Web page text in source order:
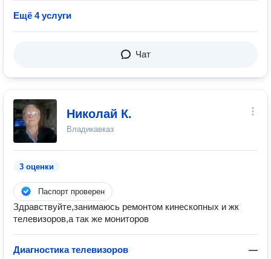
Ещё 4 услуги
Чат
Николай К.
Владикавказ
3 оценки
Паспорт проверен
Здравствуйте,занимаюсь ремонтом кинескопных и жк
телевизоров,а так же мониторов
Диагностика телевизоров —